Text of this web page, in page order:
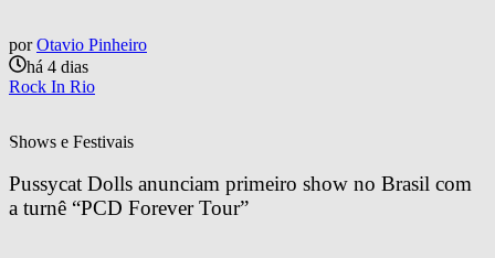
por Otavio Pinheiro
há 4 dias
Rock In Rio
Shows e Festivais
Pussycat Dolls anunciam primeiro show no Brasil com
a turnê “PCD Forever Tour”